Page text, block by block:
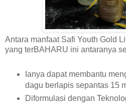
Antara manfaat Safi Youth Gold
yang terBAHARU ini antaranya
Ianya dapat membantu
dagu berlapis sepantas 15
Diformulasi dengan